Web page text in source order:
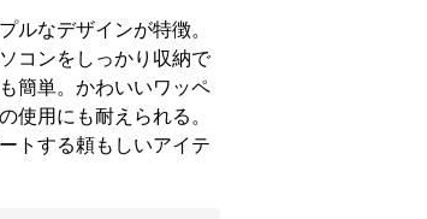
ルなデザインが特徴。
コンをしっかり収納で
簡単。かわいいワッペ
使用にも耐えられる。
トする頼もしいアイテ